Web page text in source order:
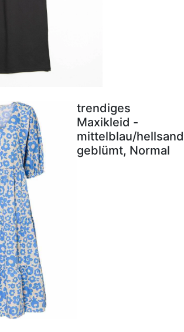
trendiges
Maxikleid -
mittelblau/hellsand
geblümt, Normal